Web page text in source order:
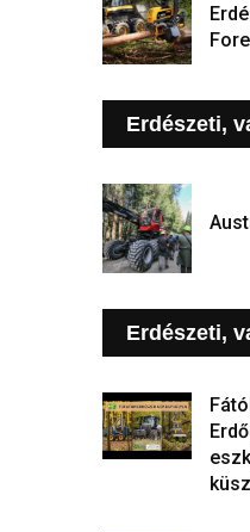
Erdészeti,
Erdészeti,